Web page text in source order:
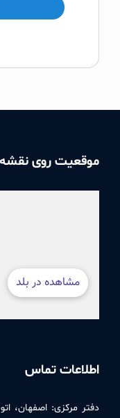
موقعیت روی نقشه
اطلاعات تماس
دفتر مركزی: اصفهان،